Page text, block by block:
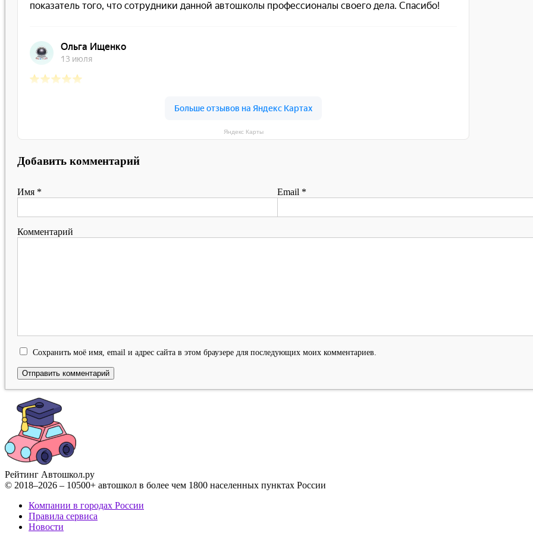
Яндекс Карты
Добавить комментарий
Имя * Email *
Комментарий
Сохранить моё имя, email и адрес сайта в этом браузере для последующих моих комментариев.
Рейтинг Автошкол.ру
© 2018–2026 – 10500+ автошкол в более чем 1800 населенных пунктах России
Компании в городах России
Правила сервиса
Новости